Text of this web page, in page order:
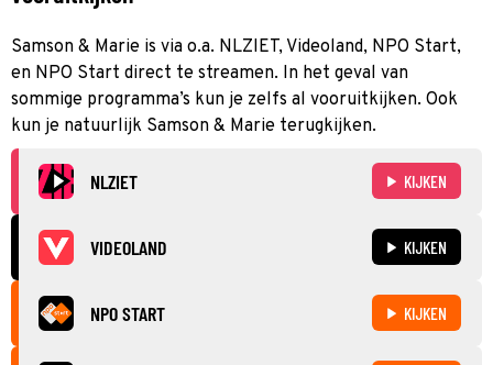
Samson & Marie is via o.a. NLZIET, Videoland, NPO Start,
en NPO Start direct te streamen. In het geval van
sommige programma’s kun je zelfs al vooruitkijken. Ook
kun je natuurlijk Samson & Marie terugkijken.
NLZIET KIJKEN
VIDEOLAND KIJKEN
NPO START KIJKEN